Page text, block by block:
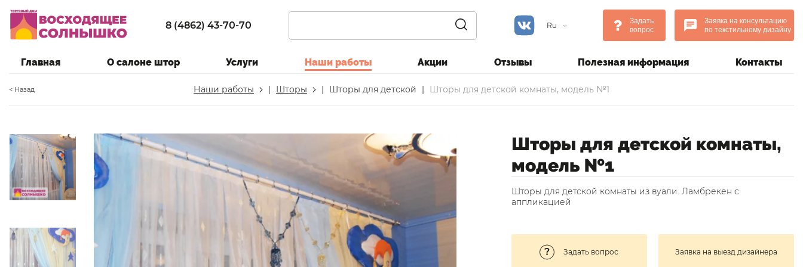
8 (4862) 43-70-70 Ru
Задать
вопрос
Заявка на консультацию
по текстильному дизайну
Главная О салоне штор Услуги Наши работы Акции Отзывы Полезная информация Контакты
< Назад Наши работы | Шторы | Шторы для детской | Шторы для детской комнаты, модель №1
Шторы для детской комнаты,
модель №1
Шторы для детской комнаты из вуали. Ламбрекен с
аппликацией
Задать вопрос Заявка на выезд дизайнера